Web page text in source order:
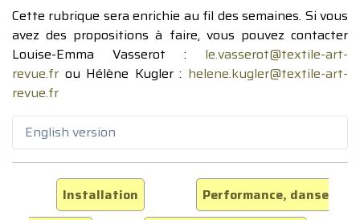
Cette rubrique sera enrichie au fil des semaines. Si vous
avez des propositions à faire, vous pouvez contacter
Louise-Emma Vasserot : le.vasserot@textile-art-
revue.fr ou Hélène Kugler : helene.kugler@textile-art-
revue.fr
English version
Installation
Performance, danse